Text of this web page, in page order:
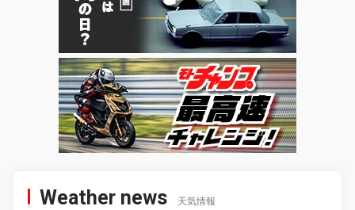
Weather news 天気情報